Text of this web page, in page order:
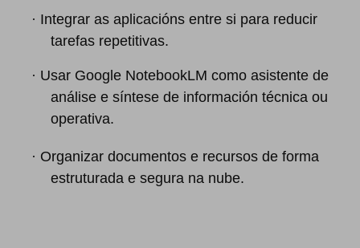
· Integrar as aplicacións entre si para reducir
tarefas repetitivas.
· Usar Google NotebookLM como asistente de
análise e síntese de información técnica ou
operativa.
· Organizar documentos e recursos de forma
estruturada e segura na nube.